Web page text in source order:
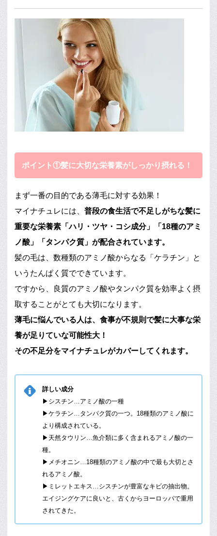
ポイント①髪に大切な栄養素がしっかり摂れる！
まず一番の目的である薄毛に対する効果！
マイナチュレには、 普段の食生活で不足しがちな髪に
重要な栄養素「ハリ・ツヤ・コシ成分」「18種のアミ
ノ酸」「タンパク質」が配合されています。
髪の毛は、数種類のアミノ酸からなる「ケラチン」と
いうたんぱく質でできています。
ですから、良質のアミノ酸やタンパク質を効率よく摂
取することがとても大切になります。
薄毛に悩んでいる人は、食事が不規則で髪に大事な栄
養が足りていな可能性大！
その不足分をマイナチュレがカバーしてくれます。
詳しい成分
▶シスチン…アミノ酸の一種
▶ケラチン…タンパク質の一つ。18種類のアミノ酸に
より構成されている。
▶ 天然タウリン…魚介類に多く含まれるアミノ酸の一
種。
▶ メチオニン…18種類のアミノ酸の中で最も大切とさ
れるアミノ酸。
▶ ミレットエキス…シスチンが豊富なキビの抽出物。
エイジングケアに良いと、古くからヨーロッパで重用
されてきた。